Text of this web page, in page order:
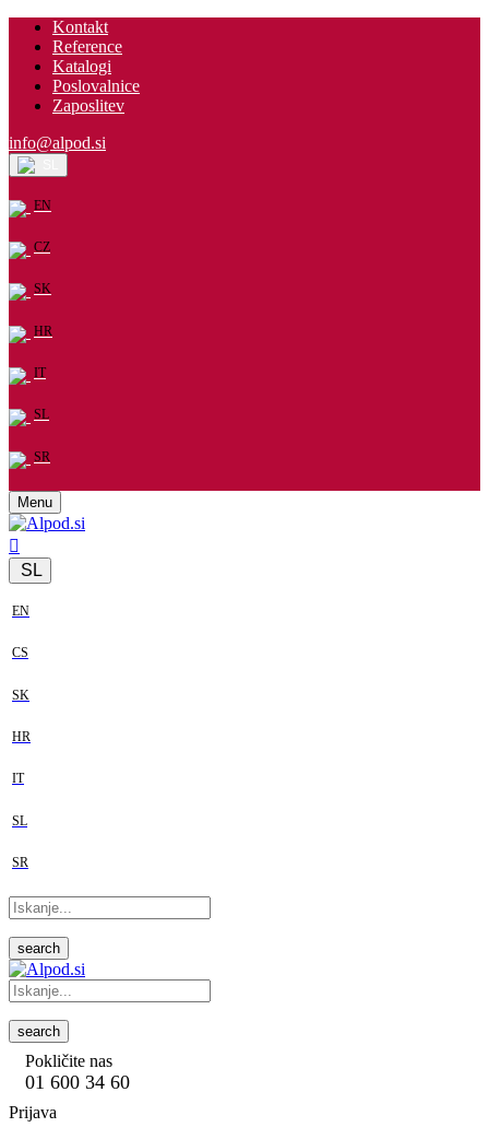
Kontakt
Reference
Katalogi
Poslovalnice
Zaposlitev
info@alpod.si
EN
CZ
SK
HR
IT
SL
SR
Menu
SL
EN
CS
SK
HR
IT
SL
SR
search
search
Pokličite nas
01 600 34 60
Prijava